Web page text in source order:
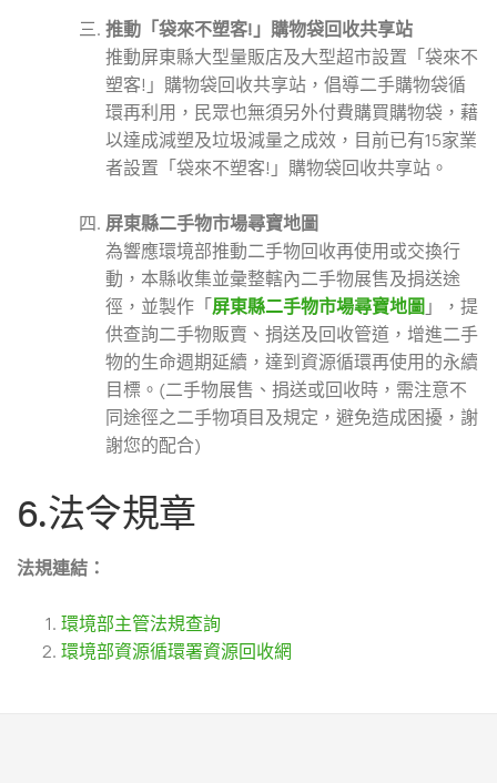
推動「袋來不塑客!」購物袋回收共享站
推動屏東縣大型量販店及大型超市設置「袋來不
塑客!」購物袋回收共享站，倡導二手購物袋循
環再利用，民眾也無須另外付費購買購物袋，藉
以達成減塑及垃圾減量之成效，目前已有15家業
者設置「袋來不塑客!」購物袋回收共享站。
屏東縣二手物市場尋寶地圖
為響應環境部推動二手物回收再使用或交換行
動，本縣收集並彙整轄內二手物展售及捐送途
徑，並製作「屏東縣二手物市場尋寶地圖」，提
供查詢二手物販賣、捐送及回收管道，增進二手
物的生命週期延續，達到資源循環再使用的永續
目標。(二手物展售、捐送或回收時，需注意不
同途徑之二手物項目及規定，避免造成困擾，謝
謝您的配合)
6.法令規章
法規連結：
環境部主管法規查詢
環境部資源循環署資源回收網